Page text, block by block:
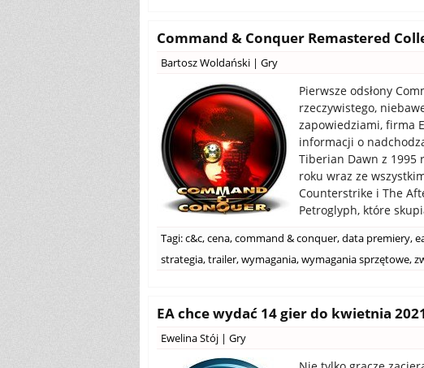
Command & Conquer Remastered
Bartosz Woldański | Gry
Pierwsze odsłony
rzeczywistego,
zapowiedziami, firma
informacji o
Tiberian Dawn z 1995
roku wraz ze
Counterstrike i The
Petroglyph, które
Tagi:c&c,cena,command & conquer,data premiery,
strategia,trailer,wymagania,wymagania sprzętowe,
EA chce wydać 14 gier do kwietnia
Ewelina Stój | Gry